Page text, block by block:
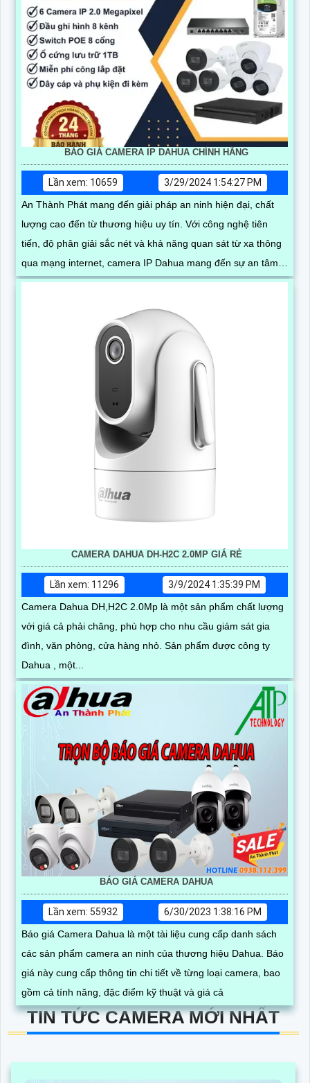
BÁO GIÁ CAMERA IP DAHUA CHÍNH HÃNG
Lần xem: 10659
3/29/2024 1:54:27 PM
An Thành Phát mang đến giải pháp an ninh hiện đại, chất
lượng cao đến từ thương hiệu uy tín. Với công nghệ tiên
tiến, độ phân giải sắc nét và khả năng quan sát từ xa thông
qua mạng internet, camera IP Dahua mang đến sự an tâm
cho người sử dụng
CAMERA DAHUA DH-H2C 2.0MP GIÁ RẺ
Lần xem: 11296
3/9/2024 1:35:39 PM
Camera Dahua DH,H2C 2.0Mp là một sản phẩm chất lượng
với giá cả phải chăng, phù hợp cho nhu cầu giám sát gia
đình, văn phòng, cửa hàng nhỏ. Sản phẩm được công ty
Dahua , một...
BÁO GIÁ CAMERA DAHUA
Lần xem: 55932
6/30/2023 1:38:16 PM
Báo giá Camera Dahua là một tài liệu cung cấp danh sách
các sản phẩm camera an ninh của thương hiệu Dahua. Báo
giá này cung cấp thông tin chi tiết về từng loại camera, bao
gồm cả tính năng, đặc điểm kỹ thuật và giá cả
TIN TỨC CAMERA MỚI NHẤT